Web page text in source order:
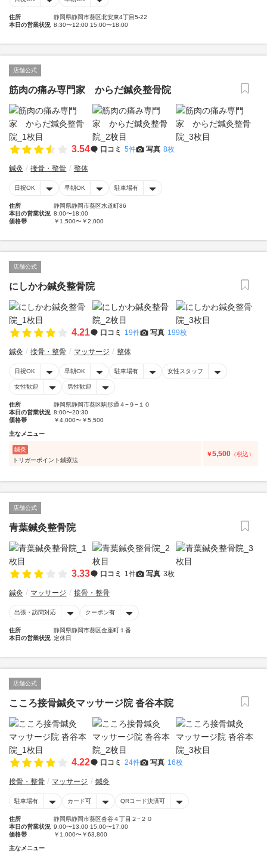
住所
静岡県静岡市葵区北安東4丁目5-22
本日の営業状況 8:30〜12:00 15:00〜18:00
店舗公式
筋肉の痛み専門家 からだ鍼灸整骨院
3.54 口コミ 5件 写真 8枚
鍼灸 接骨・整骨 整体
日祝OK 早朝OK 駐車場有
住所
静岡県静岡市葵区水道町86
本日の営業状況 8:00〜18:00
価格帯
￥1,500〜￥2,000
店舗公式
にしかわ鍼灸整骨院
4.21 口コミ 19件 写真 199枚
鍼灸 接骨・整骨 マッサージ 整体
日祝OK 早朝OK 駐車場有 女性スタッフ
女性歓迎 男性歓迎
住所
静岡県静岡市葵区駒形通４−９−１０
本日の営業状況 8:00〜20:30
価格帯
￥4,000〜￥5,500
主なメニュー
鍼灸
トリガーポイント鍼療法
￥5,500 （税込）
店舗公式
青葉鍼灸整骨院
3.33 口コミ 1件 写真 3枚
鍼灸 マッサージ 接骨・整骨
出張・訪問対応 クーポン有
住所
静岡県静岡市葵区金座町１番
本日の営業状況 定休日
店舗公式
こころ接骨鍼灸マッサージ院 沓谷本院
4.22 口コミ 24件 写真 16枚
接骨・整骨 マッサージ 鍼灸
駐車場有 カード可 QRコード決済可
住所
静岡県静岡市葵区沓谷４丁目２−２０
本日の営業状況 9:00〜13:00 15:00〜17:00
価格帯
￥1,000〜￥63,800
主なメニュー